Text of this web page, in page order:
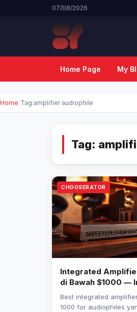
07/08/2026
Home Page My
Home Tag:amplifier audiophile
Tag:
CHOOSERATOR
Integrated
di Bawah $1000 —
Aku Coba Setelah
Dua Kali
Best integrated
1000 for audiophiles